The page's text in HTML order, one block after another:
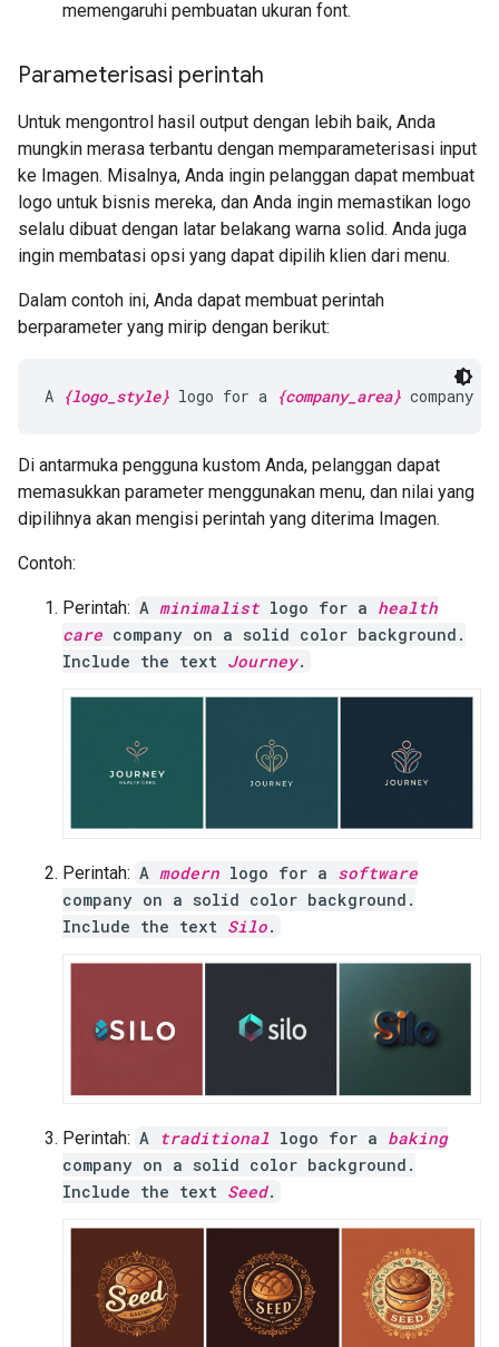
memengaruhi pembuatan ukuran font.
Parameterisasi perintah
Untuk mengontrol hasil output dengan lebih baik, Anda
mungkin merasa terbantu dengan memparameterisasi input
ke Imagen. Misalnya, Anda ingin pelanggan dapat membuat
logo untuk bisnis mereka, dan Anda ingin memastikan logo
selalu dibuat dengan latar belakang warna solid. Anda juga
ingin membatasi opsi yang dapat dipilih klien dari menu.
Dalam contoh ini, Anda dapat membuat perintah
berparameter yang mirip dengan berikut:
A {logo_style} logo for a {company_area} company
Di antarmuka pengguna kustom Anda, pelanggan dapat
memasukkan parameter menggunakan menu, dan nilai yang
dipilihnya akan mengisi perintah yang diterima Imagen.
Contoh:
Perintah: A minimalist logo for a health
care company on a solid color background.
Include the text Journey.
Perintah: A modern logo for a software
company on a solid color background.
Include the text Silo.
Perintah: A traditional logo for a baking
company on a solid color background.
Include the text Seed.